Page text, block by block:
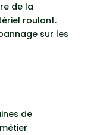
de la
roulant.
sur les
de